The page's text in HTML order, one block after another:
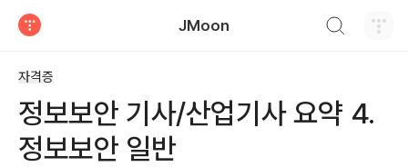
JMoon
자격증
정보보안 기사/산업기사 요약 4.
정보보안 일반